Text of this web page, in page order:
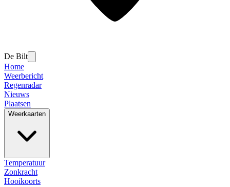
De Bilt
Home
Weerbericht
Regenradar
Nieuws
Plaatsen
Weerkaarten
Temperatuur
Zonkracht
Hooikoorts